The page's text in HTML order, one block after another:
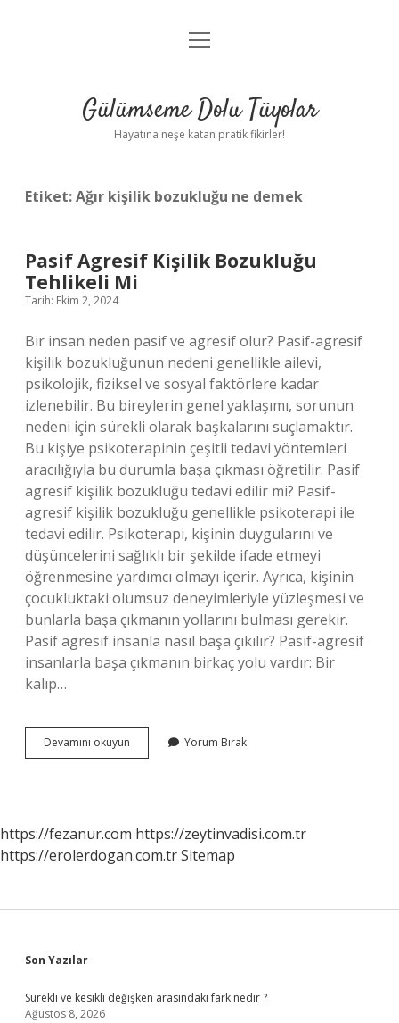
Anasayfa
Yasal Uyarı
menüyü
Gülümseme Dolu Tüyolar
Hayatına neşe katan pratik fikirler!
Etiket:Ağır kişilik bozukluğu ne demek
Pasif Agresif Kişilik Bozukluğu
Tehlikeli Mi
Tarih: Ekim 2, 2024
Bir insan neden pasif ve agresif olur? Pasif-agresif
kişilik bozukluğunun nedeni genellikle ailevi,
psikolojik, fiziksel ve sosyal faktörlere kadar
izlenebilir. Bu bireylerin genel yaklaşımı, sorunun
nedeni için sürekli olarak başkalarını suçlamaktır.
Bu kişiye psikoterapinin çeşitli tedavi yöntemleri
aracılığıyla bu durumla başa çıkması öğretilir. Pasif
agresif kişilik bozukluğu tedavi edilir mi? Pasif-
agresif kişilik bozukluğu genellikle psikoterapi ile
tedavi edilir. Psikoterapi, kişinin duygularını ve
düşüncelerini sağlıklı bir şekilde ifade etmeyi
öğrenmesine yardımcı olmayı içerir. Ayrıca, kişinin
çocukluktaki olumsuz deneyimleriyle yüzleşmesi ve
bunlarla başa çıkmanın yollarını bulması gerekir.
Pasif agresif insanla nasıl başa çıkılır? Pasif-agresif
insanlarla başa çıkmanın birkaç yolu vardır: Bir
kalıp…
Devamını okuyun
Agresif
Yorum Bırak
https://fezanur.com https://zeytinvadisi.com.tr
https://erolerdogan.com.trSitemap
Sidebar
Son Yazılar
Sürekli ve kesikli değişken arasındaki fark nedir ?
Ağustos 8, 2026